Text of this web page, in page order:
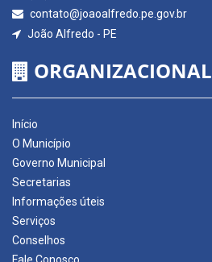
contato@joaoalfredo.pe.gov.br
João Alfredo - PE
ORGANIZACIONAL
Início
O Município
Governo Municipal
Secretarias
Informações úteis
Serviços
Conselhos
Fale Conosco